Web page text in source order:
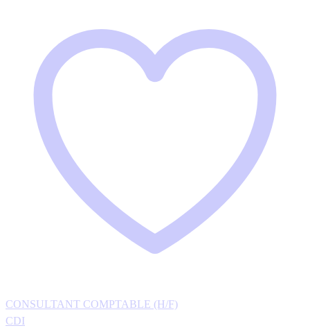
CONSULTANT COMPTABLE (H/F)
CDI